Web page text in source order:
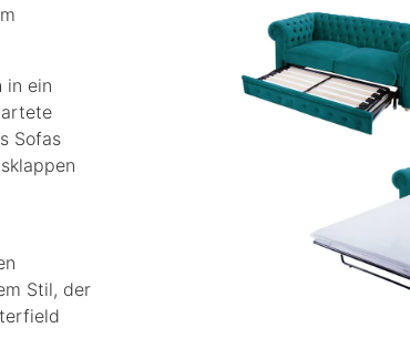
in ein
Sofas
Stil, der